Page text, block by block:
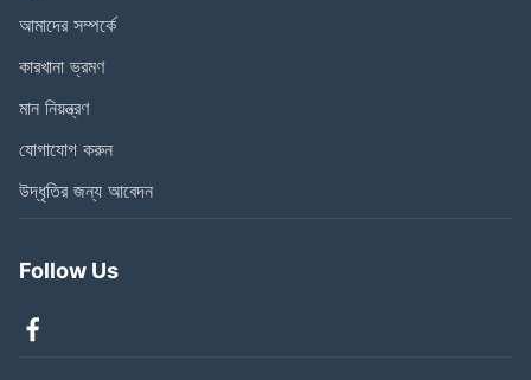
আমাদের সম্পর্কে
কারখানা ভ্রমণ
মান নিয়ন্ত্রণ
যোগাযোগ করুন
উদ্ধৃতির জন্য আবেদন
Follow Us